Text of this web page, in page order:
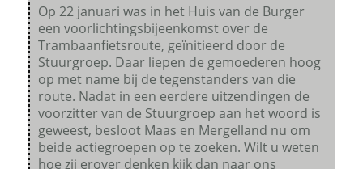
Op 22 januari was in het Huis van de Burger
een voorlichtingsbijeenkomst over de
Trambaanfietsroute, geïnitieerd door de
Stuurgroep. Daar liepen de gemoederen hoog
op met name bij de tegenstanders van die
route. Nadat in een eerdere uitzendingen de
voorzitter van de Stuurgroep aan het woord is
geweest, besloot Maas en Mergelland nu om
beide actiegroepen op te zoeken. Wilt u weten
hoe zij erover denken kijk dan naar ons